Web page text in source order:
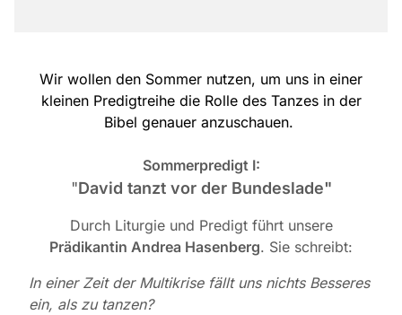
Wir wollen den Sommer nutzen, um uns in einer
kleinen Predigtreihe die Rolle des Tanzes in der
Bibel genauer anzuschauen.
Sommerpredigt I:
"David tanzt vor der Bundeslade"
Durch Liturgie und Predigt führt unsere
Prädikantin Andrea Hasenberg. Sie schreibt:
In einer Zeit der Multikrise fällt uns nichts Besseres
ein, als zu tanzen?